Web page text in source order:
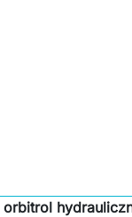
orbitrol